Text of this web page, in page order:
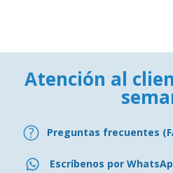
Atención al
Preguntas frecuentes
Escríbenos por